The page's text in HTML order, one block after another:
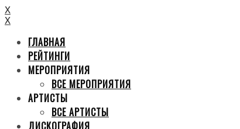
X
X
ГЛАВНАЯ
РЕЙТИНГИ
МЕРОПРИЯТИЯ
ВСЕ МЕРОПРИЯТИЯ
АРТИСТЫ
ВСЕ АРТИСТЫ
ДИСКОГРАФИЯ